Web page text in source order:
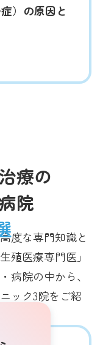
）の原因と
療の
院
度な専門知識と
殖医療専門医」
病院の中から、
ック3院をご紹